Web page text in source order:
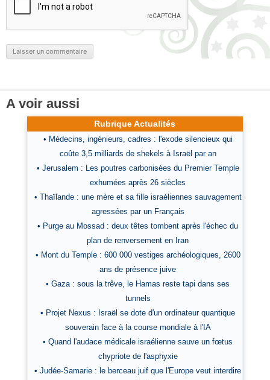
A voir aussi
Rubrique Actualités
• Médecins, ingénieurs, cadres : l'exode silencieux qui
coûte 3,5 milliards de shekels à Israël par an
• Jerusalem : Les poutres carbonisées du Premier Temple
exhumées après 26 siècles
• Thaïlande : une mère et sa fille israéliennes sauvagement
agressées par un Français
• Purge au Mossad : deux têtes tombent après l'échec du
plan de renversement en Iran
• Mont du Temple : 600 000 vestiges archéologiques, 2600
ans de présence juive
• Gaza : sous la trêve, le Hamas reste tapi dans ses
tunnels
• Projet Nexus : Israël se dote d'un ordinateur quantique
souverain face à la course mondiale à l'IA
• Quand l'audace médicale israélienne sauve un fœtus
chypriote de l'asphyxie
• Judée-Samarie : le berceau juif que l'Europe veut interdire